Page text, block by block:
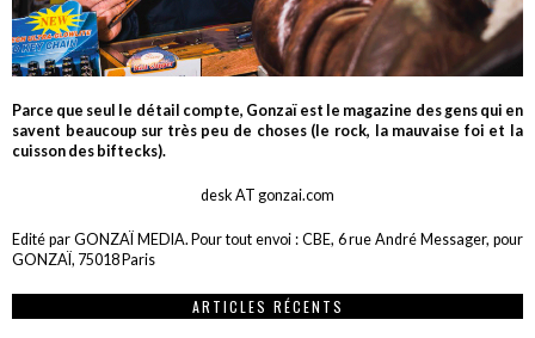
Parce que seul le détail compte, Gonzaï est le magazine des gens qui en
savent beaucoup sur très peu de choses (le rock, la mauvaise foi et la
cuisson des biftecks).
desk AT gonzai.com
Edité par GONZAÏ MEDIA. Pour tout envoi : CBE, 6 rue André Messager, pour
GONZAÏ, 75018 Paris
ARTICLES RÉCENTS